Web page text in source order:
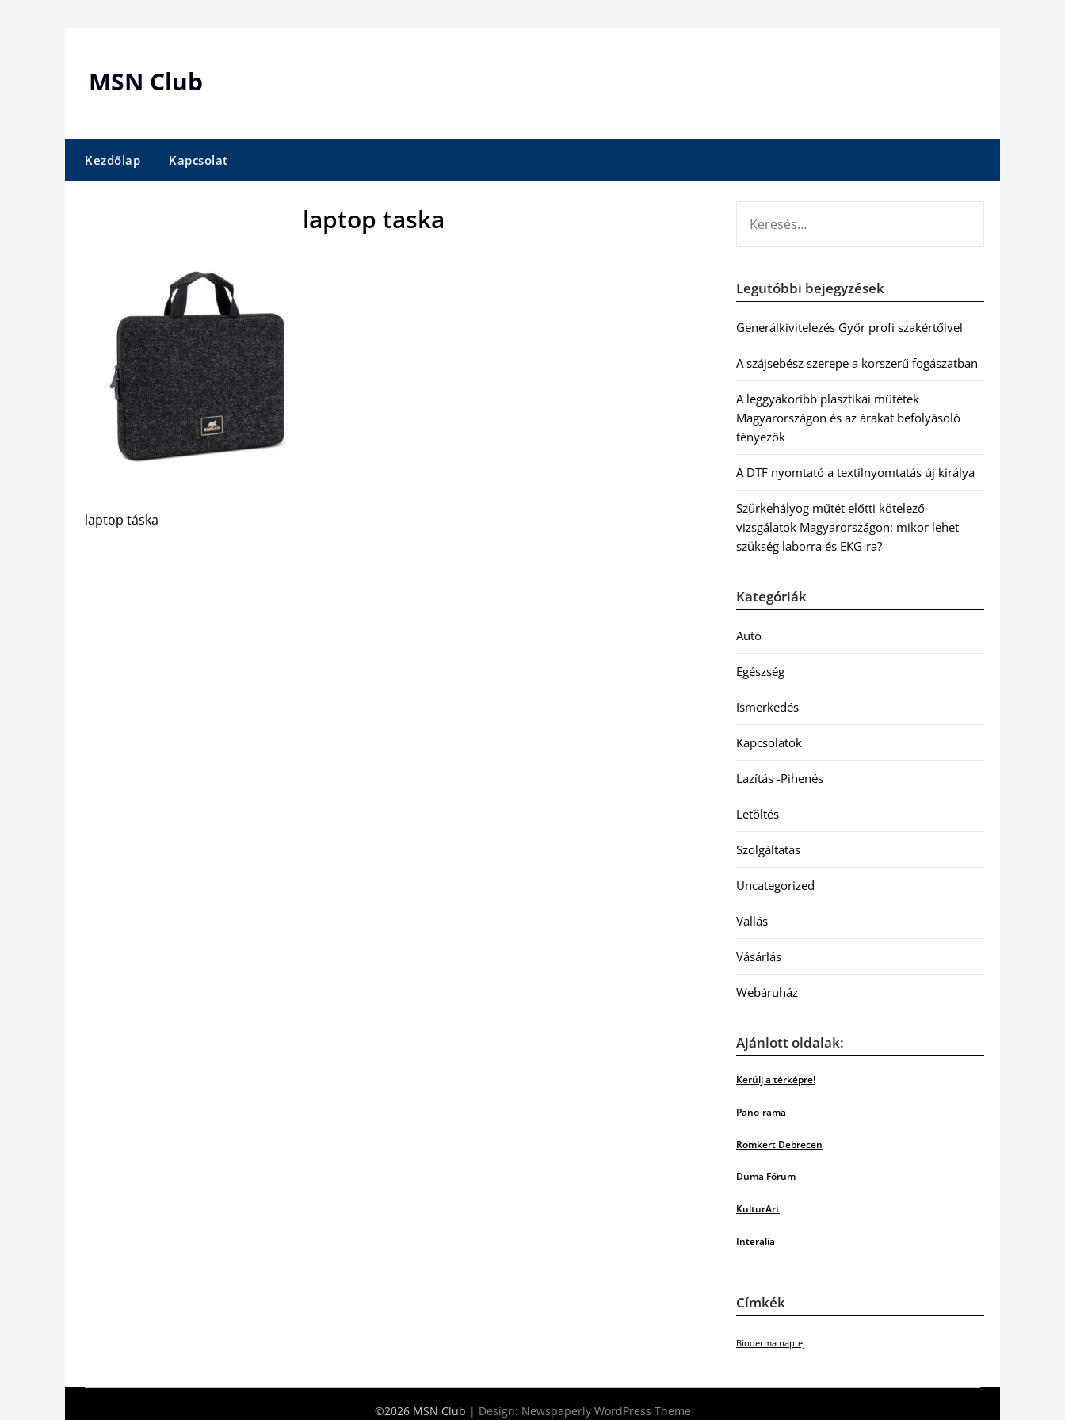
MSN Club
Kezdőlap Kapcsolat
laptop taska
laptop táska
Legutóbbi bejegyzések
Generálkivitelezés Győr profi szakértőivel
A szájsebész szerepe a korszerű fogászatban
A leggyakoribb plasztikai műtétek
Magyarországon és az árakat befolyásoló
tényezők
A DTF nyomtató a textilnyomtatás új királya
Szürkehályog műtét előtti kötelező
vizsgálatok Magyarországon: mikor lehet
szükség laborra és EKG-ra?
Kategóriák
Autó
Egészség
Ismerkedés
Kapcsolatok
Lazítás -Pihenés
Letöltés
Szolgáltatás
Uncategorized
Vallás
Vásárlás
Webáruház
Ajánlott oldalak:
Kerülj a térképre!
Pano-rama
Romkert Debrecen
Duma Fórum
KulturArt
Interalia
Címkék
Bioderma naptej
©2026 MSN Club | Design: Newspaperly WordPress Theme